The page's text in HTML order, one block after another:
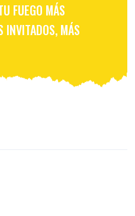
FUEGO MÁS
INVITADOS, MÁS